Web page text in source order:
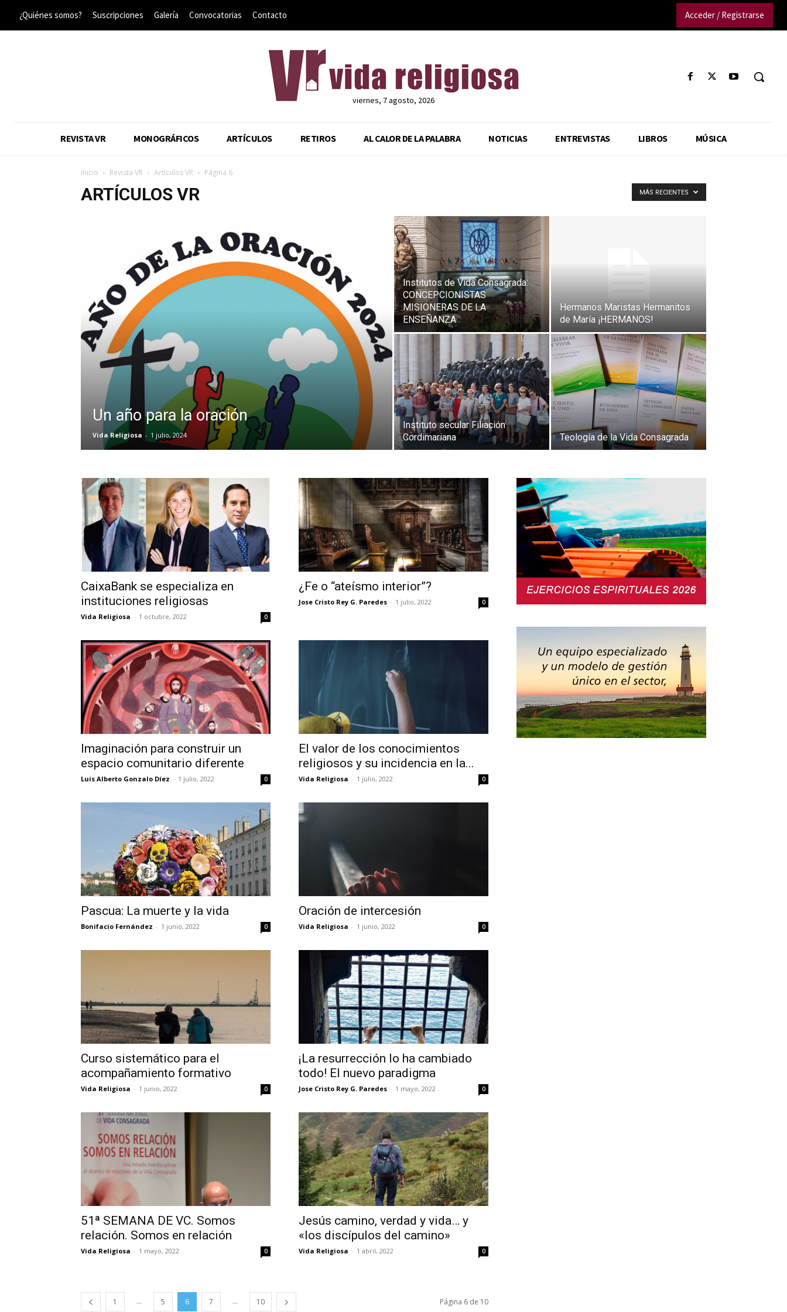
¿Quiénes somos? Suscripciones Galería Convocatorias Contacto Acceder / Registrarse
viernes, 7 agosto, 2026
REVISTA VR MONOGRÁFICOS ARTÍCULOS RETIROS AL CALOR DE LA PALABRA NOTICIAS ENTREVISTAS LIBROS MÚSICA
Inicio Revista VR Artículos VR Página 6
ARTÍCULOS VR MÁS RECIENTES
Un año para la oración
Vida Religiosa - 1 julio, 2024
Institutos de Vida Consagrada:
CONCEPCIONISTAS
MISIONERAS DE LA
ENSEÑANZA
Hermanos Maristas Hermanitos
de María ¡HERMANOS!
Instituto secular Filiación
Cordimariana
Teología de la Vida Consagrada
CaixaBank se especializa en
instituciones religiosas
Vida Religiosa - 1 octubre, 2022 0
¿Fe o “ateísmo interior”?
Jose Cristo Rey G. Paredes - 1 julio, 2022 0
Imaginación para construir un
espacio comunitario diferente
Luis Alberto Gonzalo Díez - 1 julio, 2022 0
El valor de los conocimientos
religiosos y su incidencia en la...
Vida Religiosa - 1 julio, 2022 0
Pascua: La muerte y la vida
Bonifacio Fernández - 1 junio, 2022 0
Oración de intercesión
Vida Religiosa - 1 junio, 2022 0
Curso sistemático para el
acompañamiento formativo
Vida Religiosa - 1 junio, 2022 0
¡La resurrección lo ha cambiado
todo! El nuevo paradigma
Jose Cristo Rey G. Paredes - 1 mayo, 2022 0
51ª SEMANA DE VC. Somos
relación. Somos en relación
Vida Religiosa - 1 mayo, 2022 0
Jesús camino, verdad y vida… y
«los discípulos del camino»
Vida Religiosa - 1 abril, 2022 0
1 ... 5 6 7 ... 10 Página 6 de 10